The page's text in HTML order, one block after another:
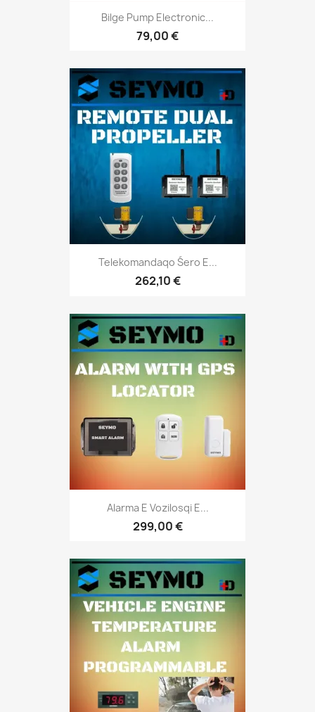
Bilge Pump Electronic...
79,00 €
Telekomandaqo Śero E...
262,10 €
Alarma E Vozilosqi E...
299,00 €